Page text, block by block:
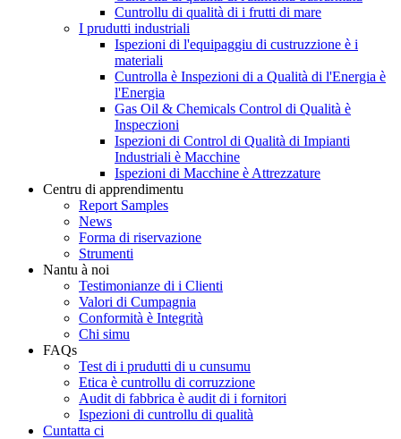
Cuntrollu di qualità di i frutti di mare
I prudutti industriali
Ispezioni di l'equipaggiu di custruzzione è i
materiali
Cuntrolla è Inspezioni di a Qualità di l'Energia è
l'Energia
Gas Oil & Chemicals Control di Qualità è
Inspeczioni
Ispezioni di Control di Qualità di Impianti
Industriali è Macchine
Ispezioni di Macchine è Attrezzature
Centru di apprendimentu
Report Samples
News
Forma di riservazione
Strumenti
Nantu à noi
Testimonianze di i Clienti
Valori di Cumpagnia
Conformità è Integrità
Chi simu
FAQs
Test di i prudutti di u cunsumu
Etica è cuntrollu di corruzzione
Audit di fabbrica è audit di i fornitori
Ispezioni di cuntrollu di qualità
Cuntatta ci